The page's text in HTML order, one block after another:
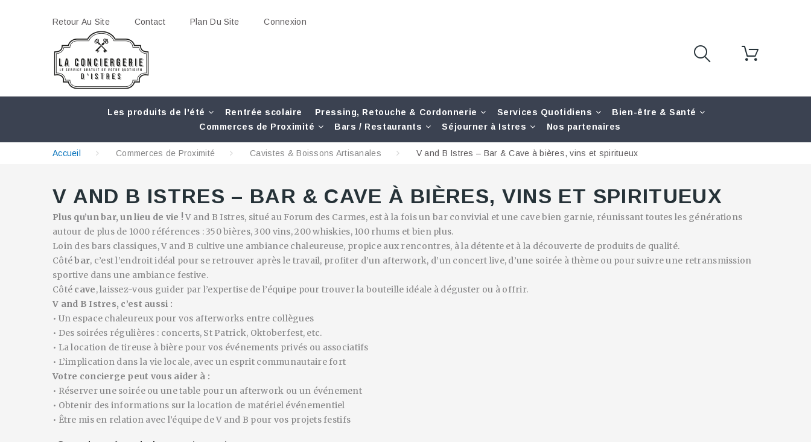
Retour Au Site Contact Plan Du Site Connexion
Les produits de l'été Rentrée scolaire Pressing, Retouche & Cordonnerie Services Quotidiens
Bien-être & Santé
Commerces de Proximité
Bars / Restaurants Séjourner à Istres Nos partenaires
Accueil Commerces de Proximité Cavistes & Boissons Artisanales V and B Istres – Bar & Cave à bières, vins et spiritueux
V AND B ISTRES – BAR & CAVE À BIÈRES, VINS ET SPIRITUEUX
Plus qu’un bar, un lieu de vie ! V and B Istres, situé au Forum des Carmes, est à la fois un bar convivial et une cave bien garnie, réunissant toutes les générations
autour de plus de 1000 références : 350 bières, 300 vins, 200 whiskies, 100 rhums et bien plus.
Loin des bars classiques, V and B cultive une ambiance chaleureuse, propice aux rencontres, à la détente et à la découverte de produits de qualité.
Côtébar, c’est l’endroit idéal pour se retrouver après le travail, profiter d’un afterwork, d’un concert live, d’une soirée à thème ou pour suivre une retransmission
sportive dans une ambiance festive.
Côté cave, laissez-vous guider par l’expertise de l’équipe pour trouver la bouteille idéale à déguster ou à offrir.
V and B Istres, c’est aussi :
• Un espace chaleureux pour vos afterworks entre collègues
• Des soirées régulières : concerts, St Patrick, Oktoberfest, etc.
• La location de tireuse à bière pour vos événements privés ou associatifs
• L’implication dans la vie locale, avec un esprit communautaire fort
Votre concierge peut vous aider à :
• Réserver une soirée ou une table pour un afterwork ou un événement
• Obtenir des informations sur la location de matériel événementiel
• Être mis en relation avec l’équipe de V and B pour vos projets festifs